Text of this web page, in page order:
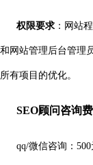
权限要求 ：网站
和网站管理后台管理
所有项目的优化。
SEO顾问咨询
qq/微信咨询：